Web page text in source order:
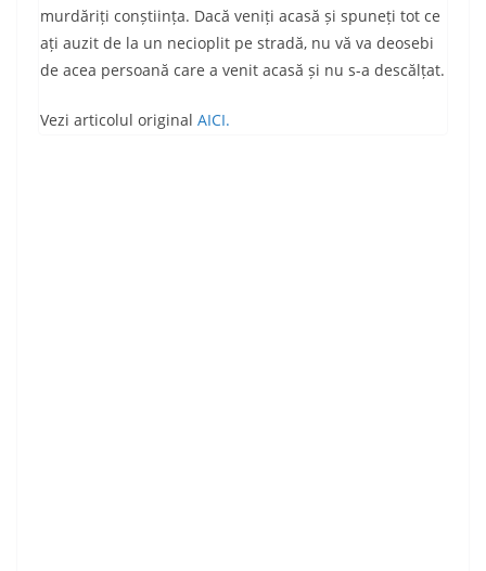
murdăriți conștiința. Dacă veniți acasă și spuneți tot ce
ați auzit de la un necioplit pe stradă, nu vă va deosebi
de acea persoană care a venit acasă și nu s-a descălțat.
Vezi articolul original AICI.